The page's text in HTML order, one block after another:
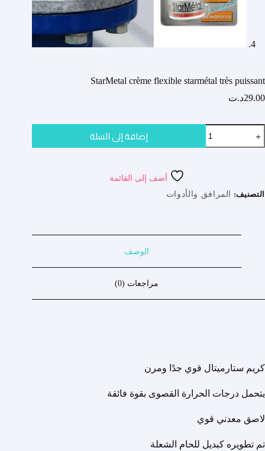
StarMetal crème flexible starmétal très puissant
29.00د.ت
StarMetal
crème
puissant
إضافة إلى السلة
أضف إلى القائمة
التصنيف:
المرافق والأدوات
الوصف
مراجعات (0)
كريم ستارميتال قوي جدًا ومرن
يتحمل درجات الحرارة القصوى بقوة فائقة
لاصق معدني قوي
تم تطويره كبديل للحام الشعلة